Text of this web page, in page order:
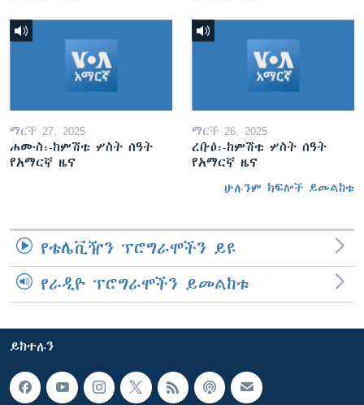
ማርች 27, 2025
ሐሙስ፡-ከምሽቱ ሦስት ሰዓት
የአማርኛ ዜና
ማርች 26, 2025
ረቡዕ፡-ከምሽቱ ሦስት ሰዓት
የአማርኛ ዜና
ሁሉንም ክፍሎች ይመልከቱ
የቴሌቪዥን ፕሮግራሞችን ይዩ
የራዲዮ ፕሮግራሞችን ይመልከቱ
ይከተሉን